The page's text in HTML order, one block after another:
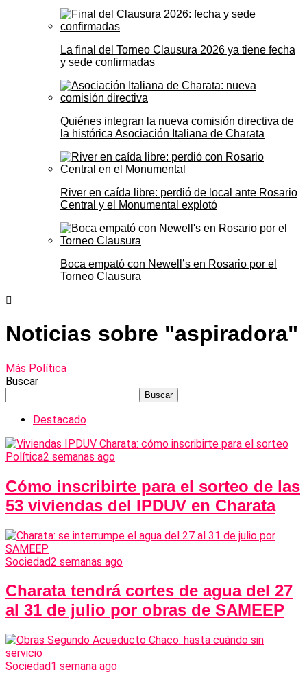
La final del Torneo Clausura 2026 ya tiene fecha
y sede confirmadas
Quiénes integran la nueva comisión directiva de
la histórica Asociación Italiana de Charata
River en caída libre: perdió de local ante Rosario
Central y el Monumental explotó
Boca empató con Newell’s en Rosario por el
Torneo Clausura
Noticias sobre "aspiradora"
Más Política
Buscar
Buscar
Destacado
Política2 semanas ago
Cómo inscribirte para el sorteo de las
53 viviendas del IPDUV en Charata
Sociedad2 semanas ago
Charata tendrá cortes de agua del 27
al 31 de julio por obras de SAMEEP
Sociedad1 semana ago